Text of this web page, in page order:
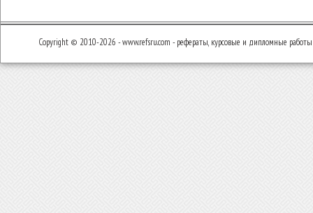
Copyright © 2010-2026 - www.refsru.com - рефераты, курсовые и дипломные работы